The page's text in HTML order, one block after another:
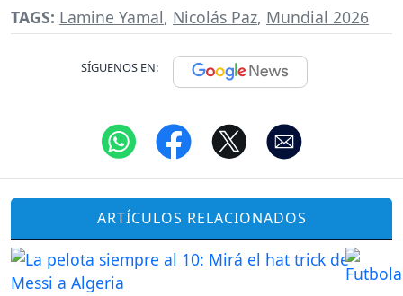
TAGS: Lamine Yamal, Nicolás Paz, Mundial 2026
SÍGUENOS EN:
ARTÍCULOS RELACIONADOS